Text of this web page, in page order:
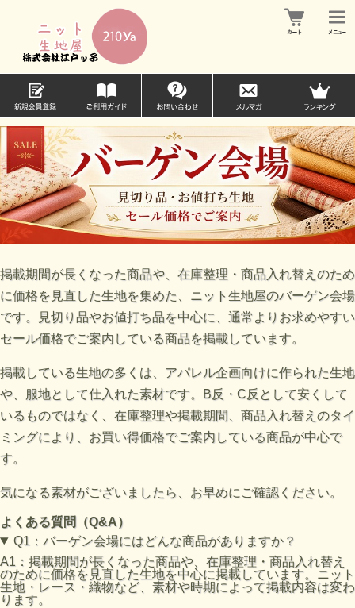
掲載期間が長くなった商品や、在庫整理・商品入れ替えのため
に価格を見直した生地を集めた、ニット生地屋のバーゲン会場
です。見切り品やお値打ち品を中心に、通常よりお求めやすい
セール価格でご案内している商品を掲載しています。
掲載している生地の多くは、アパレル企画向けに作られた生地
や、服地として仕入れた素材です。B反・C反として安くして
いるものではなく、在庫整理や掲載期間、商品入れ替えのタイ
ミングにより、お買い得価格でご案内している商品が中心で
す。
気になる素材がございましたら、お早めにご確認ください。
よくある質問（Q&A）
Q1：バーゲン会場にはどんな商品がありますか？
A1：掲載期間が長くなった商品や、在庫整理・商品入れ替え
のために価格を見直した生地を中心に掲載しています。ニット
生地・レース・織物など、素材や時期によって掲載内容は変わ
ります。